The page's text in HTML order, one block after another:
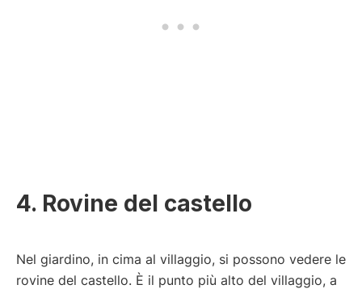
4. Rovine del castello
Nel giardino, in cima al villaggio, si possono vedere le
rovine del castello. È il punto più alto del villaggio, a